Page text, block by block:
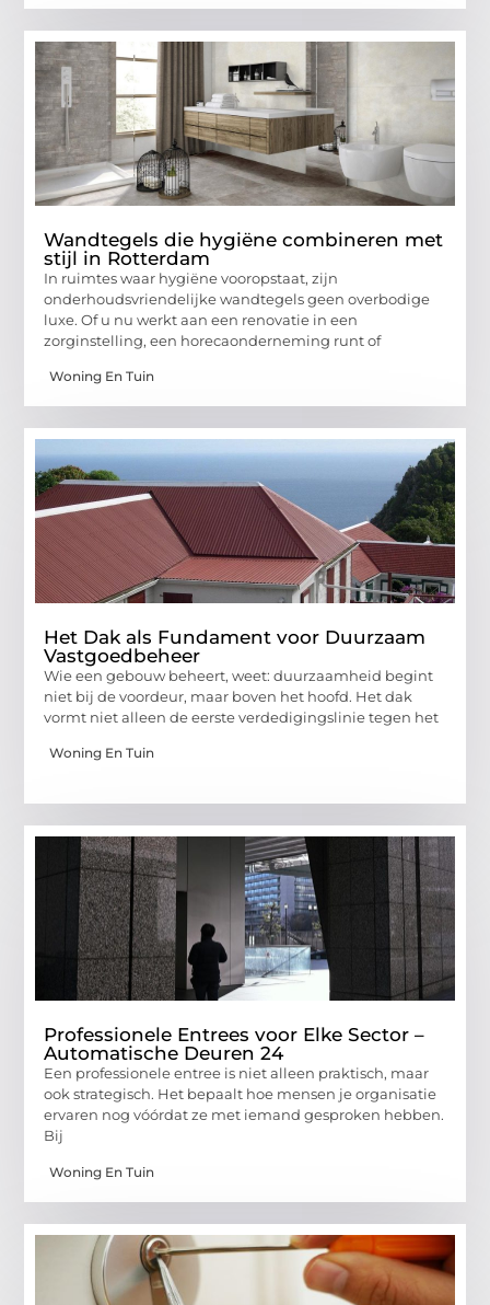
Wandtegels die hygiëne combineren met
stijl in Rotterdam
In ruimtes waar hygiëne vooropstaat, zijn
onderhoudsvriendelijke wandtegels geen overbodige
luxe. Of u nu werkt aan een renovatie in een
zorginstelling, een horecaonderneming runt of
Woning En Tuin
Het Dak als Fundament voor Duurzaam
Vastgoedbeheer
Wie een gebouw beheert, weet: duurzaamheid begint
niet bij de voordeur, maar boven het hoofd. Het dak
vormt niet alleen de eerste verdedigingslinie tegen het
Woning En Tuin
Professionele Entrees voor Elke Sector –
Automatische Deuren 24
Een professionele entree is niet alleen praktisch, maar
ook strategisch. Het bepaalt hoe mensen je organisatie
ervaren nog vóórdat ze met iemand gesproken hebben.
Bij
Woning En Tuin